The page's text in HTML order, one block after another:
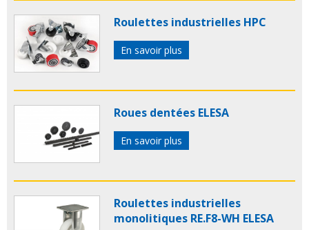
Roulettes industrielles HPC
En savoir plus
Roues dentées ELESA
En savoir plus
Roulettes industrielles
monolitiques RE.F8-WH ELESA